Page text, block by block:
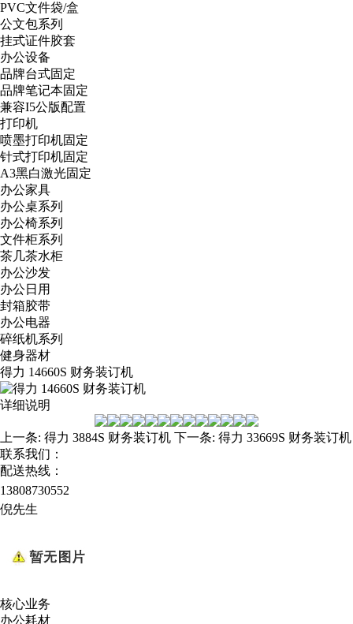
PVC文件袋/盒
公文包系列
挂式证件胶套
办公设备
品牌台式固定
品牌笔记本固定
兼容I5公版配置
打印机
喷墨打印机固定
针式打印机固定
A3黑白激光固定
办公家具
办公桌系列
办公椅系列
文件柜系列
茶几茶水柜
办公沙发
办公日用
封箱胶带
办公电器
碎纸机系列
健身器材
得力 14660S 财务装订机
详细说明
上一条: 得力 3884S 财务装订机 下一条: 得力 33669S 财务装订机
联系我们：
配送热线：
13808730552
倪先生
核心业务
办公耗材